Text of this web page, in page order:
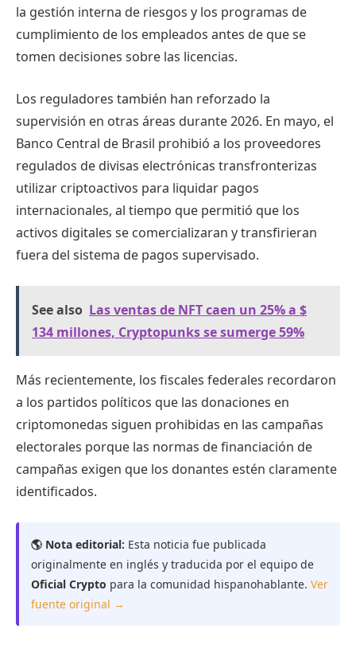
la gestión interna de riesgos y los programas de
cumplimiento de los empleados antes de que se
tomen decisiones sobre las licencias.
Los reguladores también han reforzado la
supervisión en otras áreas durante 2026. En mayo, el
Banco Central de Brasil prohibió a los proveedores
regulados de divisas electrónicas transfronterizas
utilizar criptoactivos para liquidar pagos
internacionales, al tiempo que permitió que los
activos digitales se comercializaran y transfirieran
fuera del sistema de pagos supervisado.
See also Las ventas de NFT caen un 25% a $
134 millones, Cryptopunks se sumerge 59%
Más recientemente, los fiscales federales recordaron
a los partidos políticos que las donaciones en
criptomonedas siguen prohibidas en las campañas
electorales porque las normas de financiación de
campañas exigen que los donantes estén claramente
identificados.
🌎 Nota editorial: Esta noticia fue publicada
originalmente en inglés y traducida por el equipo de
Oficial Crypto para la comunidad hispanohablante. Ver
fuente original →